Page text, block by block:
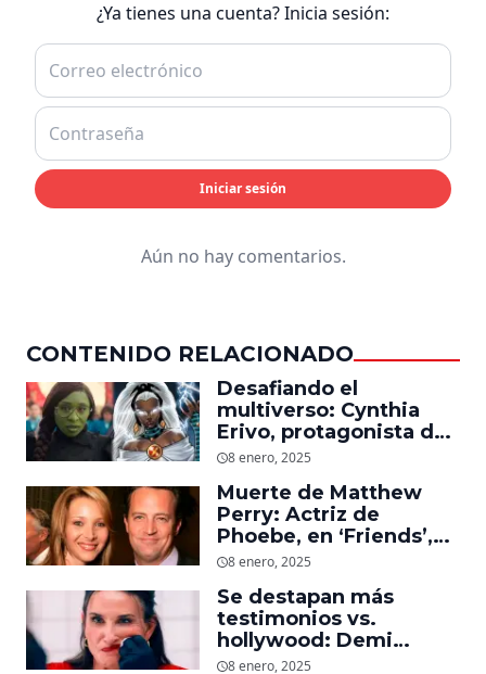
¿Ya tienes una cuenta? Inicia sesión:
Iniciar sesión
Aún no hay comentarios.
CONTENIDO RELACIONADO
Desafiando el
multiverso: Cynthia
Erivo, protagonista de
‘Wicked’, quiere ser
8 enero, 2025
Muerte de Matthew
Perry: Actriz de
Phoebe, en ‘Friends’,
descubre un emotivo
dejó
8 enero, 2025
Se destapan más
testimonios vs.
hollywood: Demi
Moore, protagonista de
8 enero, 2025